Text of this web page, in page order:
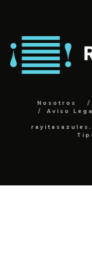
Nosotros
Aviso